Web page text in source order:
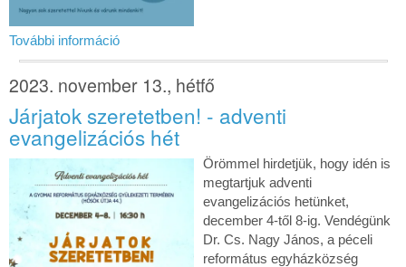
További információ
2023. november 13., hétfő
Járjatok szeretetben! - adventi
evangelizációs hét
Örömmel hirdetjük, hogy idén is
megtartjuk adventi
evangelizációs hetünket,
december 4-től 8-ig. Vendégünk
Dr. Cs. Nagy János, a péceli
református egyházközség